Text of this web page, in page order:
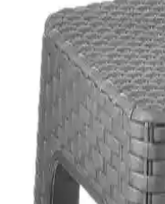
İki Pufumo Deri Armut
tasarımlarıyla iç ve dış
sunuyor. Detaylar ve
olanı seçin.
Mandella Zeugma
Takımı: Estetik ve
Mandella Zeugma 70x120
malzeme ve şık
sunar, uzun ömür ve kolay